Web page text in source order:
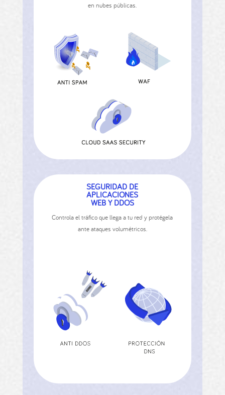
en nubes públicas.
SEGURIDAD DE
APLICACIONES
WEB Y DDOS
Controla el tráﬁco que llega a tu red y protégela
ante ataques volumétricos.